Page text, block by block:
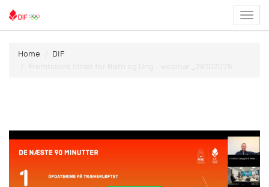
menu
Home
DIF
Fremtidens Idræt for Børn og Ung - webinar _28102025